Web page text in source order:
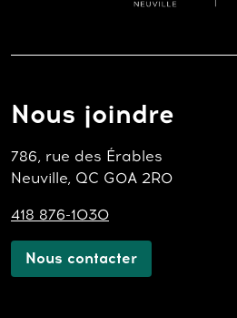
Nous joindre
786, rue des Érables
Neuville, QC G0A 2R0
418 876-1030
Nous contacter